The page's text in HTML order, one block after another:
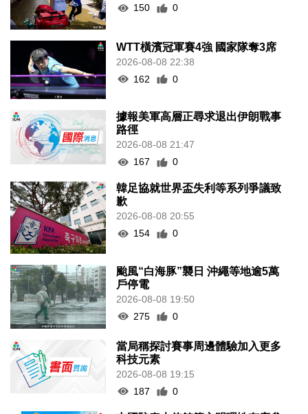
150
0
WTT橫濱冠軍賽4強 國家隊奪3席
2026-08-08 22:38
162
0
據報美軍高層正尋求退出伊朗戰事
路徑
2026-08-08 21:47
167
0
韓足協就世界盃失利等系列爭議致
歉
2026-08-08 20:55
154
0
颱風“白海豚”襲日 沖繩等地逾5萬
戶停電
2026-08-08 19:50
275
0
當局稱探討賽事周邊體驗加入更多
科技元素
2026-08-08 19:15
187
0